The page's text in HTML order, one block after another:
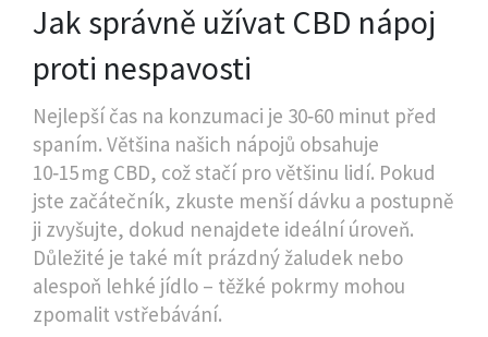
Jak správně užívat CBD nápoj
proti nespavosti
Nejlepší čas na konzumaci je 30‑60 minut před
spaním. Většina našich nápojů obsahuje
10‑15 mg CBD, což stačí pro většinu lidí. Pokud
jste začátečník, zkuste menší dávku a postupně
ji zvyšujte, dokud nenajdete ideální úroveň.
Důležité je také mít prázdný žaludek nebo
alespoň lehké jídlo – těžké pokrmy mohou
zpomalit vstřebávání.